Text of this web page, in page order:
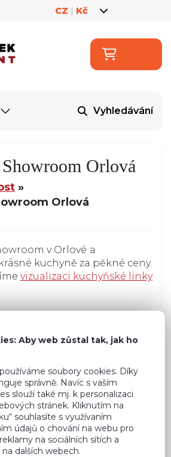
CZ | Kč
Vyhledávání
Orlová
Orlová
v Orlové a
kuchyně za pěkné ceny.
vizualizaci kuchyňské linky
16:30 hod. V pátky máme
dobu do 15:00 hod. a v
po domluvě.
744
daleko?
Vše vyřídíme bez problémů
Aby web zůstal tak, jak ho
soubory cookies. Díky
správně. Navíc s vaším
slouží také mj. k personalizaci
stránek. Kliknutím na
souhlasíte s využívaním
údajů o chování na webu pro
na sociálních sítích a
dalších webech.